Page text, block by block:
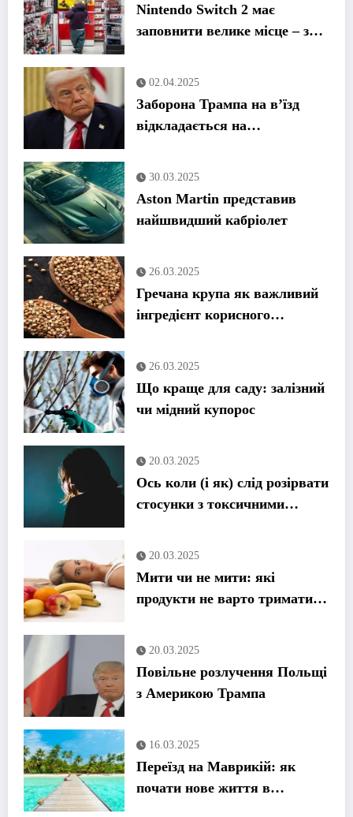
Nintendo Switch 2 має
заповнити велике місце – за
02.04.2025
Заборона Трампа на в’їзд
відкладається на
скасовувати візи
30.03.2025
Aston Martin представив
найшвидший кабріолет
26.03.2025
Гречана крупа як важливий
інгредієнт корисного
26.03.2025
Що краще для саду: залізний
чи мідний купорос
20.03.2025
Ось коли (і як) слід розірвати
стосунки з токсичними
20.03.2025
Мити чи не мити: які
продукти не варто тримати
20.03.2025
Повільне розлучення Польщі
з Америкою Трампа
16.03.2025
Переїзд на Маврикій: як
почати нове життя в